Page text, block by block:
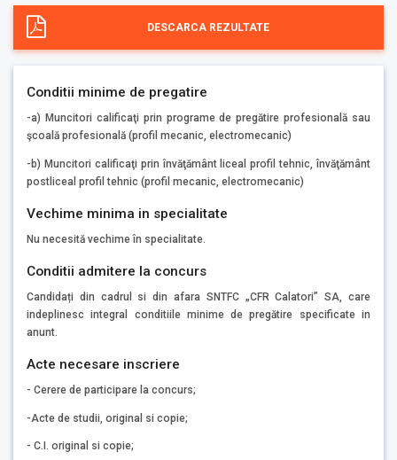
DESCARCA REZULTATE
Conditii minime de pregatire
-a) Muncitori calificaţi prin programe de pregătire profesională sau
şcoală profesională (profil mecanic, electromecanic)
-b) Muncitori calificaţi prin învăţământ liceal profil tehnic, învăţământ
postliceal profil tehnic (profil mecanic, electromecanic)
Vechime minima in specialitate
Nu necesită vechime în specialitate.
Conditii admitere la concurs
Candidați din cadrul si din afara SNTFC „CFR Calatori” SA, care
indeplinesc integral conditiile minime de pregătire specificate in
anunt.
Acte necesare inscriere
- Cerere de participare la concurs;
-Acte de studii, original si copie;
- C.I. original si copie;